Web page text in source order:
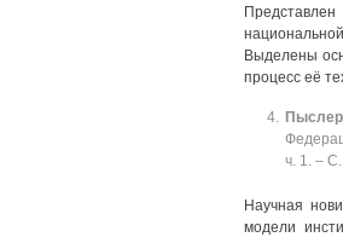
Выделены
процесс её
Пыслер
ч. 1. ‒
Научная
модели